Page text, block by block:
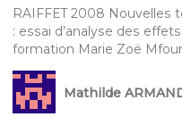
RAIFFET 2008
: essai d’analyse des
formation Marie Zoë
Mathilde